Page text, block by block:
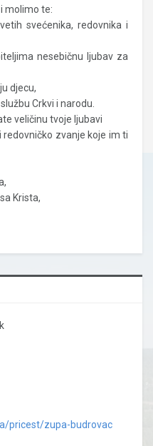
molimo te:
svećenika, redovnika i
nesebičnu ljubav za
djecu,
Crkvi i narodu.
veličinu tvoje ljubavi
zvanje koje im ti
Krista,
pricest/zupa-budrovac